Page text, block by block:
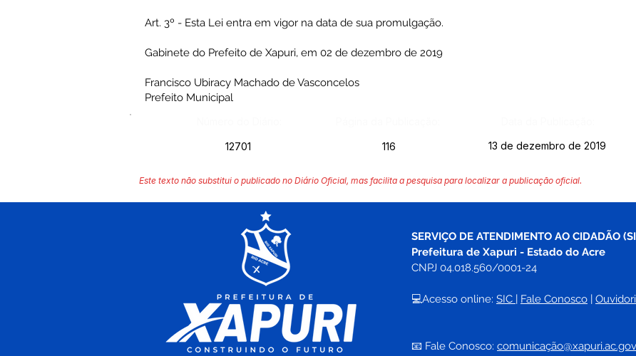
Art. 3º - Esta Lei entra em vigor na data de sua promulgação.
Gabinete do Prefeito de Xapuri, em 02 de dezembro de 2019
Francisco Ubiracy Machado de Vasconcelos
Prefeito Municipal
12701 116 13 de dezembro de 2019
Este texto não substitui o publicado no Diário Oficial, mas facilita a pesquisa para localizar a publicação oficial.
SERVIÇO DE ATENDIMENTO AO CIDADÃO
Prefeitura de Xapuri - Estado do Acre
CNPJ 04.018.560/0001-24
💻Acesso online: SIC | Fale Conosco |
📧 Fale Conosco: